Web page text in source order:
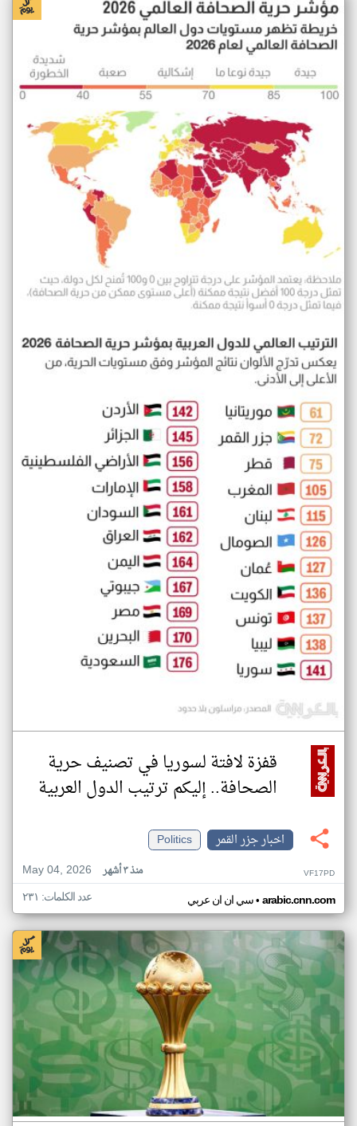
قفزة لافتة لسوريا في تصنيف حرية
الصحافة.. إليكم ترتيب الدول العربية
اخبار جزر القمر
Politics
May 04, 2026
منذ ٣ أشهر VF17PD
سي ان ان عربي• arabic.cnn.com عدد الكلمات: ٢٣١